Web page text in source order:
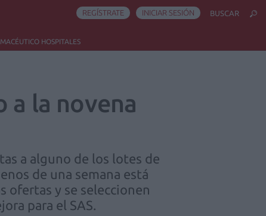
HOSPITALES
REGÍSTRATE INICIAR SESIÓN BUSCAR
a la novena
a alguno de los lotes de
de una semana está
ofertas y se seleccionen
para el SAS.